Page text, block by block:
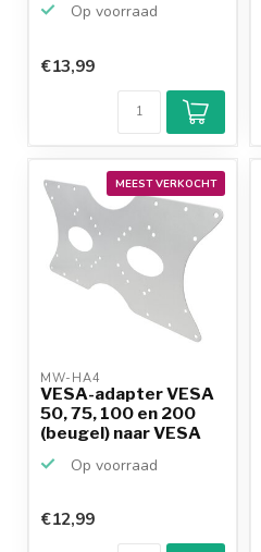
Op voorraad
€13,99
MEEST VERKOCHT
MW-HA4
VESA-adapter VESA
50, 75, 100 en 200
(beugel) naar VESA
Op voorraad
€12,99